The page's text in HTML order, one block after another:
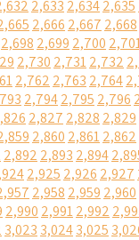
2,633 2,6342,635
2,666 2,667 2,668
2,698 2,699 2,700
2,730 2,7312,732
2,762 2,763 2,764
2,7942,795 2,796
2,827 2,828 2,829
2,860 2,8612,862
2,892 2,893 2,894
2,925 2,926 2,927
2,958 2,959 2,960
2,990 2,9912,992
3,023 3,0243,025